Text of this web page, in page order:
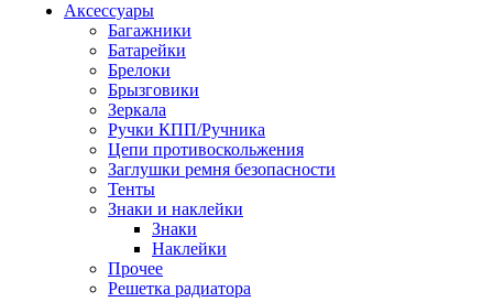
Аксессуары
Багажники
Батарейки
Брелоки
Брызговики
Зеркала
Ручки КПП/Ручника
Цепи противоскольжения
Заглушки ремня безопасности
Тенты
Знаки и наклейки
Знаки
Наклейки
Прочее
Решетка радиатора